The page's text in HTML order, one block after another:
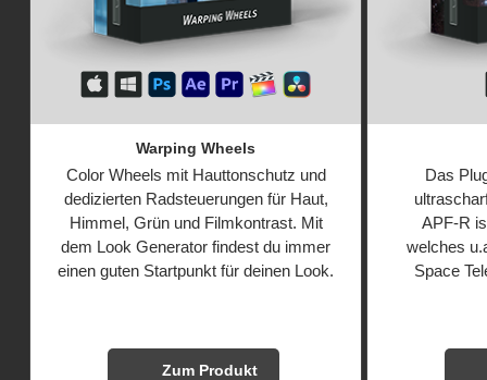
Warping Wheels
Color Wheels mit Hauttonschutz und
dedizierten Radsteuerungen für Haut,
Himmel, Grün und Filmkontrast. Mit
dem Look Generator findest du immer
einen guten Startpunkt für deinen Look.
Zum Produkt
Das
APF‑R
welches
Space